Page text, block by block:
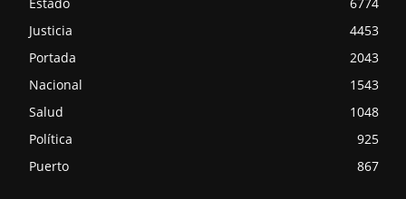
Justicia
4453
Portada
2043
Nacional
1543
Salud
1048
Política
925
Puerto
867